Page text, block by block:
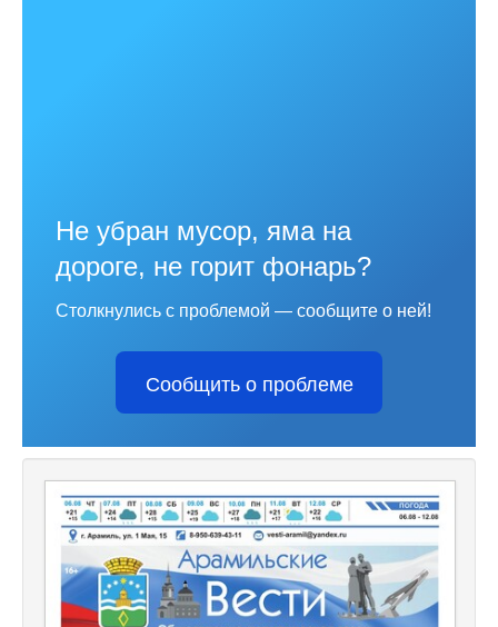
Не убран мусор, яма на
дороге, не горит фонарь?
Столкнулись с проблемой — сообщите о ней!
Сообщить о проблеме